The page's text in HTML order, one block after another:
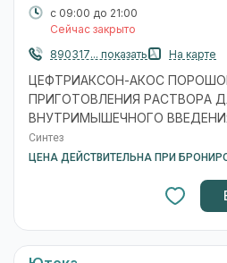
с 09:00 до 21:00
Сейчас закрыто
890317... показать
На карте
ЦЕФТРИАКСОН-АКОС
ПРИГОТОВЛЕНИЯ РАСТВОРА
ВНУТРИМЫШЕЧНОГО
Синтез
ЦЕНА ДЕЙСТВИТЕЛЬНА ПРИ